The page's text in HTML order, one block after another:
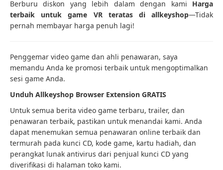
Berburu diskon yang lebih dalam dengan kami Harga
terbaik untuk game VR teratas di allkeyshop—Tidak
pernah membayar harga penuh lagi!
Penggemar video game dan ahli penawaran, saya
memandu Anda ke promosi terbaik untuk mengoptimalkan
sesi game Anda.
Unduh Allkeyshop Browser Extension GRATIS
Untuk semua berita video game terbaru, trailer, dan
penawaran terbaik, pastikan untuk menandai kami. Anda
dapat menemukan semua penawaran online terbaik dan
termurah pada kunci CD, kode game, kartu hadiah, dan
perangkat lunak antivirus dari penjual kunci CD yang
diverifikasi di halaman toko kami.